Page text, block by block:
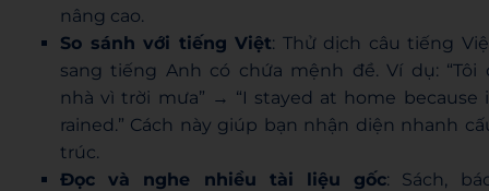
nâng cao.
So sánh với tiếng Việt: Thử dịch câu tiếng
sang tiếng Anh có chứa mệnh đề. Ví dụ: “Tôi
nhà vì trời mưa” → “I stayed at home because
rained.” Cách này giúp bạn nhận diện nhanh
trúc.
Đọc và nghe nhiều tài liệu gốc: Sách,